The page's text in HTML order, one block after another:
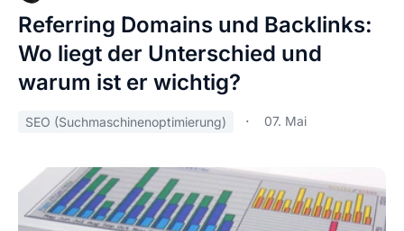
Referring Domains und Backlinks:
Wo liegt der Unterschied und
warum ist er wichtig?
SEO (Suchmaschinenoptimierung) 07. Mai